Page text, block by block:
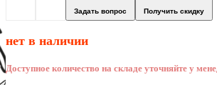
Задать вопрос Получить скидку
нет в наличии
Доступное количество на складе уточняйте у